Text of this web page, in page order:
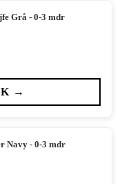
Grå - 0-3 mdr
→
Navy - 0-3 mdr